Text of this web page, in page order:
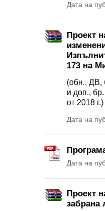
Дата на
Проект
173 на
(обн., ДВ,
и доп.,
от 2018 г.)
Дата на
Дата на
Проект
забрана